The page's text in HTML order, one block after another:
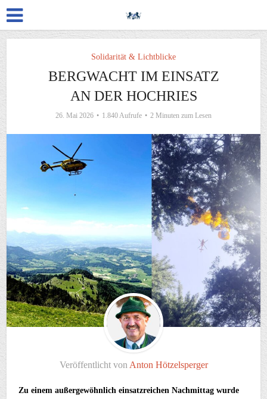
Solidarität & Lichtblicke
BERGWACHT IM EINSATZ
AN DER HOCHRIES
26. Mai 2026 1.840 Aufrufe 2 Minuten zum Lesen
Veröffentlicht von Anton Hötzelsperger
Zu einem außergewöhnlich einsatzreichen Nachmittag wurde